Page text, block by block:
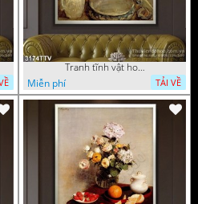
Tranh tĩnh vật hoa quả sơn dầu nghệ thuật
Miễn phí
TẢI VỀ